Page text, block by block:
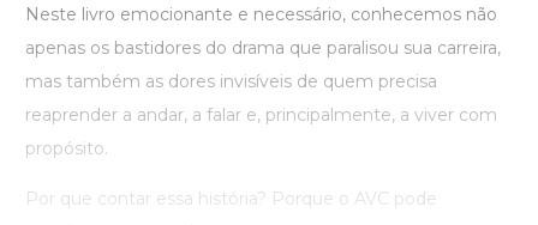
Neste livro emocionante e necessário, conhecemos não
apenas os bastidores do drama que paralisou sua carreira,
mas também as dores invisíveis de quem precisa
reaprender a andar, a falar e, principalmente, a viver com
propósito.
Por que contar essa história? Porque o AVC pode